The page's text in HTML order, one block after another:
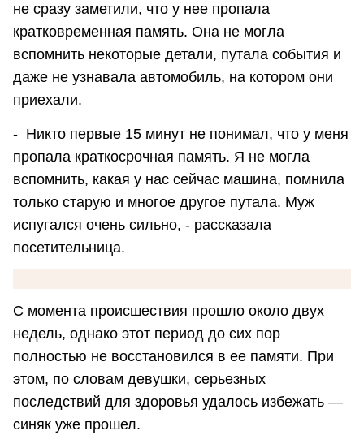
не сразу заметили, что у нее пропала
кратковременная память. Она не могла
вспомнить некоторые детали, путала события и
даже не узнавала автомобиль, на котором они
приехали.
- Никто первые 15 минут не понимал, что у меня
пропала краткосрочная память. Я не могла
вспомнить, какая у нас сейчас машина, помнила
только старую и многое другое путала. Муж
испугался очень сильно, - рассказала
посетительница.
С момента происшествия прошло около двух
недель, однако этот период до сих пор
полностью не восстановился в ее памяти. При
этом, по словам девушки, серьезных
последствий для здоровья удалось избежать —
синяк уже прошел.